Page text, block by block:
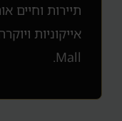
תיירות וחיים
Mall.